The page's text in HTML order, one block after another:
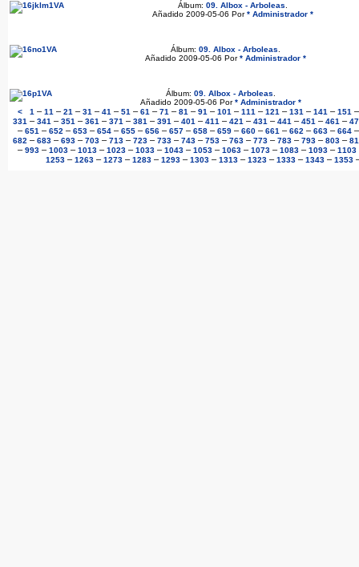
Álbum: 09. Albox - Arboleas
Añadido 2009-05-06 Por* Administrador *
Álbum: 09. Albox - Arboleas
Añadido 2009-05-06 Por* Administrador *
Álbum: 09. Albox - Arboleas
Añadido 2009-05-06 Por* Administrador *
<
1 – 11 – 21 – 31 – 41 – 51 – 61 – 71 – 81 – 91 – 101 – 111 – 121 – 131 – 141 – 151
331 – 341 – 351 – 361 – 371 – 381 – 391 – 401 – 411 – 421 – 431 – 441 – 451 – 461 –
– 651 – 652 – 653 – 654 – 655 – 656 – 657 – 658 – 659 – 660 – 661 – 662 – 663 – 664
682 – 683 – 693 – 703 – 713 – 723 – 733 – 743 – 753 – 763 – 773 – 783 – 793 – 803 –
– 993 – 1003 – 1013 – 1023 – 1033 – 1043 – 1053 – 1063 – 1073 – 1083 – 1093 – 1103
1253– 1263– 1273– 1283– 1293– 1303– 1313– 1323– 1333– 1343– 1353